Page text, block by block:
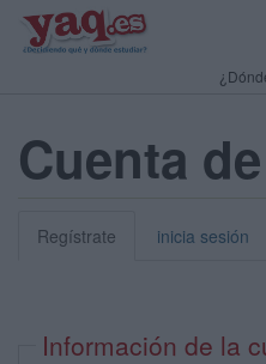
Cuenta
Regístrate inicia sesión
Información de la